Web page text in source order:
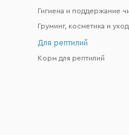
Груминг, косметика и уход
Для рептилий
Корм для рептилий